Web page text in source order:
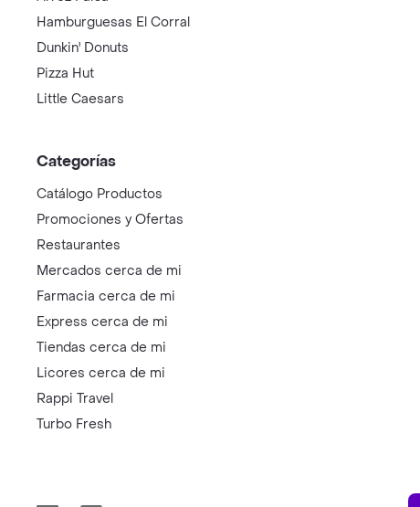
Hamburguesas El Corral
Dunkin' Donuts
Pizza Hut
Little Caesars
Categorías
Catálogo Productos
Promociones y Ofertas
Restaurantes
Mercados cerca de mi
Farmacia cerca de mi
Express cerca de mi
Tiendas cerca de mi
Licores cerca de mi
Rappi Travel
Turbo Fresh